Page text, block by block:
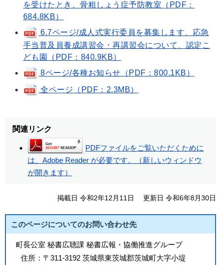
を受けたとき、骨粗しょう症予防教室（PDF：
684.8KB）
6.7ページ/成人式実行委員を募集します、応急
手当普及員養成講習会・再講習会について、認定こ
ども園（PDF：840.9KB）
8ページ/各種お知らせ（PDF：800.1KB）
全ページ（PDF：2.3MB）
関連リンク
PDFファイルをご覧いただくために
は、Adobe Reader が必要です。（新しいウィンドウ
が開きます）
掲載日 令和2年12月11日 更新日 令和6年8月30日
このページについてのお問い合わせ先
町長公室 秘書広聴課 秘書広報・協働推進グループ
住所： 〒311-3192 茨城県東茨城郡茨城町大字小堤